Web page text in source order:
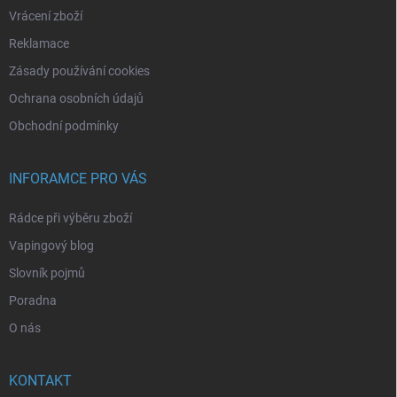
Vrácení zboží
Reklamace
Zásady používání cookies
Ochrana osobních údajů
Obchodní podmínky
INFORAMCE PRO VÁS
Rádce při výběru zboží
Vapingový blog
Slovník pojmů
Poradna
O nás
KONTAKT